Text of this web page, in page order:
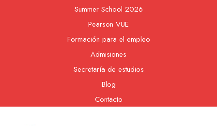
Summer School 2026
Pearson VUE
Formación para el empleo
Admisiones
Secretaría de estudios
Blog
Contacto